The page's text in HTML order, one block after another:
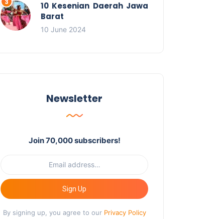
10 Kesenian Daerah Jawa
Barat
10 June 2024
Newsletter
Join 70,000 subscribers!
Sign Up
By signing up, you agree to our Privacy Policy